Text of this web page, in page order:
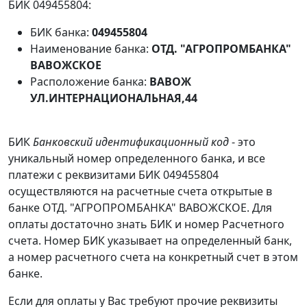
БИК 049455804:
БИК банка: 049455804
Наименование банка: ОТД. "АГРОПРОМБАНКА"
ВАВОЖСКОЕ
Расположение банка: ВАВОЖ
УЛ.ИНТЕРНАЦИОНАЛЬНАЯ,44
БИКБанковский идентификационный код- это
уникальный номер определенного банка, и все
платежи с реквизитами БИК 049455804
осуществляются на расчетные счета открытые в
банке ОТД. "АГРОПРОМБАНКА" ВАВОЖСКОЕ. Для
оплаты достаточно знать БИК и номер Расчетного
счета. Номер БИК указывает на определенный банк,
а номер расчетного счета на конкретный счет в этом
банке.
Если для оплаты у Вас требуют прочие реквизиты